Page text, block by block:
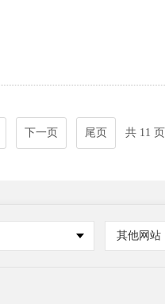
下一页 尾页 共 11 页
其他网站